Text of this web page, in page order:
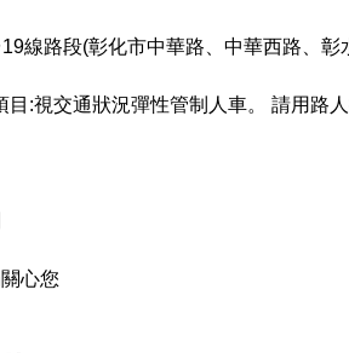
線路段(彰化市中華路、中華西路、彰
目:視交通狀況彈性管制人車。 請用路
心您